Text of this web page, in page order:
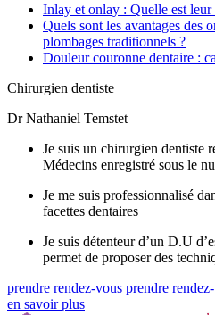
Inlay et onlay : Quelle est leur
Quels sont les avantages des
plombages traditionnels ?
Douleur couronne dentaire :
Chirurgien dentiste
Dr Nathaniel Temstet
Je suis un chirurgien dentiste
Médecins enregistré sous le
Je me suis professionnalisé
facettes dentaires
Je suis détenteur d’un D.U
permet de proposer des
prendre rendez-vous prendre
en savoir plus